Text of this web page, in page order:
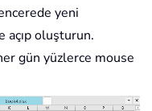
yeni
açıp oluşturun.
gün yüzlerce mouse